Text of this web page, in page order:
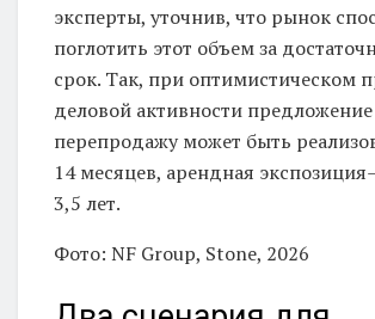
эксперты, уточнив, что рынок
поглотить этот объем за
срок. Так, при оптимистическом
деловой активности
перепродажу может быть
14 месяцев, арендная
3,5 лет.
Фото: NF Group, Stone, 2026